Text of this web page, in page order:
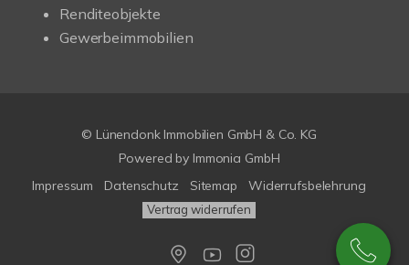
Renditeobjekte
Gewerbeimmobilien
© Lünendonk Immobilien GmbH & Co. KG
Powered by Immonia GmbH
Impressum
Datenschutz Sitemap Widerrufsbelehrung
Vertrag widerrufen